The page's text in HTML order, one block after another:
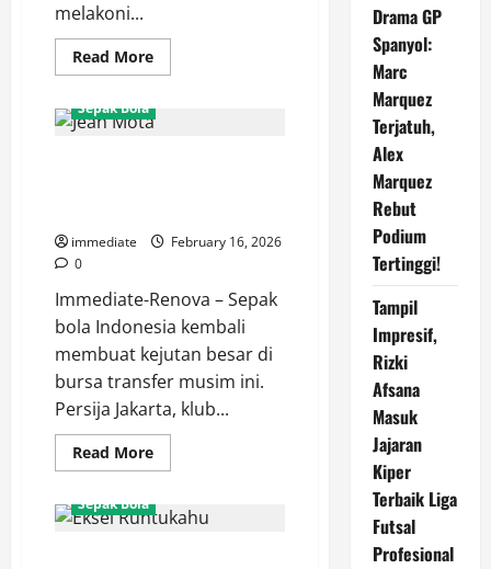
melakoni...
Read MoreRead
more
Pattynama
Blak-
Kualitas
Rumputnya
Sepak Bola
immediate
February 16, 2026
0
Immediate-Renova – Sepak
bola Indonesia kembali
membuat kejutan besar di
bursa transfer musim ini.
Persija Jakarta, klub...
Read MoreRead
more
Jean
Mota,
Sepak Bola
Drama GP
Spanyol:
Marc
Marquez
Terjatuh,
Alex
Marquez
Rebut
Podium
Tertinggi!
Tampil
Impresif,
Rizki
Afsana
Masuk
Jajaran
Kiper
Terbaik Liga
Futsal
Profesional